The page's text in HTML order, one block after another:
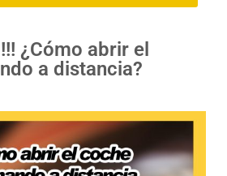
¿Cómo abrir el
a distancia?